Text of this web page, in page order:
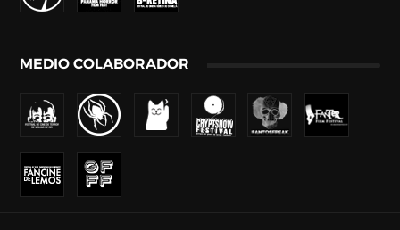
MEDIO COLABORADOR